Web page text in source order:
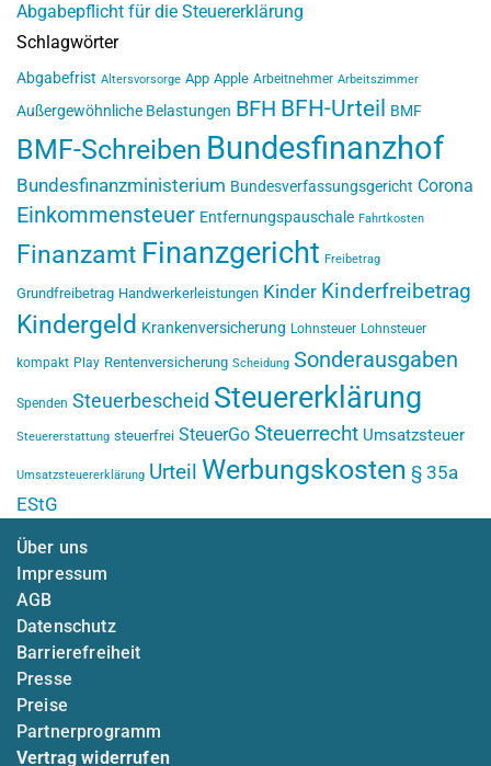
Abgabepflicht für die Steuererklärung
Schlagwörter
Abgabefrist Altersvorsorge App Apple Arbeitnehmer Arbeitszimmer
Außergewöhnliche Belastungen BFH BFH-Urteil BMF
BMF-Schreiben Bundesfinanzhof
Bundesfinanzministerium Bundesverfassungsgericht Corona
Einkommensteuer Entfernungspauschale Fahrtkosten
Finanzamt Finanzgericht Freibetrag
Grundfreibetrag Handwerkerleistungen Kinder Kinderfreibetrag
Kindergeld Krankenversicherung Lohnsteuer Lohnsteuer
kompakt Play Rentenversicherung Scheidung Sonderausgaben
Spenden Steuerbescheid Steuererklärung
Steuererstattung steuerfrei SteuerGo Steuerrecht Umsatzsteuer
Umsatzsteuererklärung Urteil Werbungskosten § 35a
EStG
Über uns
Impressum
AGB
Datenschutz
Barrierefreiheit
Presse
Preise
Partnerprogramm
Vertrag widerrufen